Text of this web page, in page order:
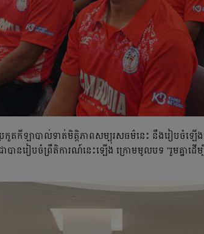
កួត​កីឡា​បាល់ទាត់​មិត្ដិភាព​សម្បុរសធម៌​នេះ នឹង​រៀបចំ​ឡើង​ក្
ជា​បាន​រៀបចំ​ព្រឹតិការណ៍​នេះ​ឡើង ក្រោម​មូលបទ "រួម​គ្នា​ដ